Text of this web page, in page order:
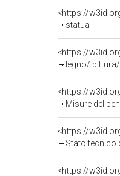
<https://
statua
<https://
legno/
<https://
Misure del
<https://
Stato tecnico
<https://